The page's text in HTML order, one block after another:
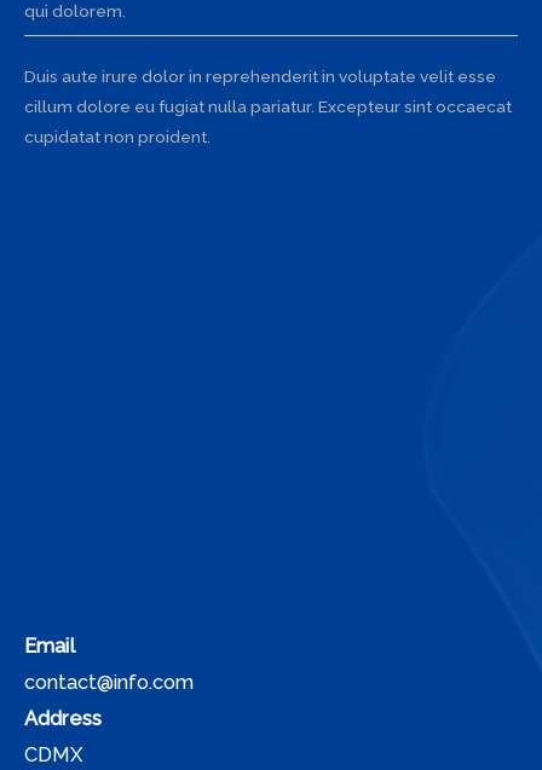
qui dolorem.
Duis aute irure dolor in reprehenderit in voluptate velit esse
cillum dolore eu fugiat nulla pariatur. Excepteur sint occaecat
cupidatat non proident.
Email
contact@info.com
Address
CDMX